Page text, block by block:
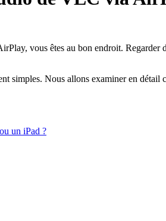
vous êtes au bon endroit.
simples. Nous allons examiner en
un iPad ?